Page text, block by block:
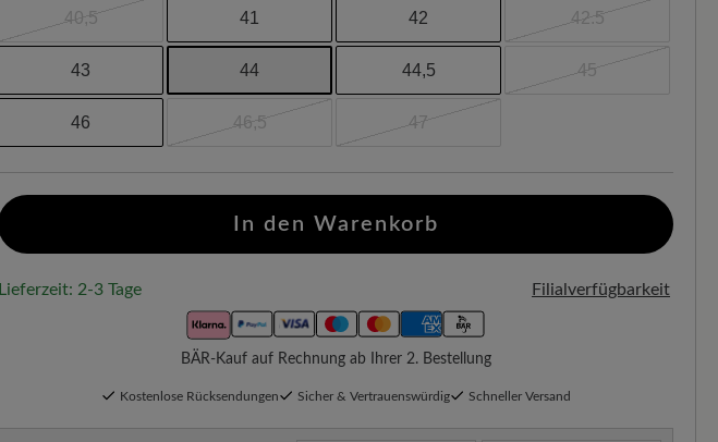
40,5 41 42 42.5
43 44 44,5 45
46 46,5 47
In den Warenkorb
Lieferzeit: 2-3 Tage Filialverfügbarkeit
BÄR-Kauf auf Rechnung ab Ihrer 2. Bestellung
Kostenlose Rücksendungen Sicher & Vertrauenswürdig Schneller Versand